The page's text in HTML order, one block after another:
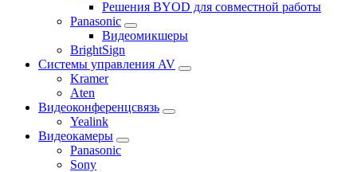
Решения BYOD для совместной работы
Panasonic
Видеомикшеры
BrightSign
Системы управления AV
Kramer
Aten
Видеоконференцсвязь
Yealink
Видеокамеры
Panasonic
Sony